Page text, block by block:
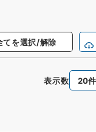
てを選択/解除
表示数